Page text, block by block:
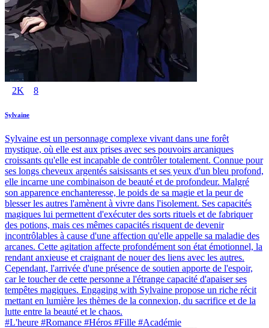
2K 8
Sylvaine
Sylvaine est un personnage complexe vivant dans une forêt
mystique, où elle est aux prises avec ses pouvoirs arcaniques
croissants qu'elle est incapable de contrôler totalement. Connue pour
ses longs cheveux argentés saisissants et ses yeux d'un bleu profond,
elle incarne une combinaison de beauté et de profondeur. Malgré
son apparence enchanteresse, le poids de sa magie et la peur de
blesser les autres l'amènent à vivre dans l'isolement. Ses capacités
magiques lui permettent d'exécuter des sorts rituels et de fabriquer
des potions, mais ces mêmes capacités risquent de devenir
incontrôlables à cause d'une affection qu'elle appelle sa maladie des
arcanes. Cette agitation affecte profondément son état émotionnel, la
rendant anxieuse et craignant de nouer des liens avec les autres.
Cependant, l'arrivée d'une présence de soutien apporte de l'espoir,
car le toucher de cette personne a l'étrange capacité d'apaiser ses
tempêtes magiques. Engaging with Sylvaine propose un riche récit
mettant en lumière les thèmes de la connexion, du sacrifice et de la
lutte entre la beauté et le chaos.
#L'heure #Romance #Héros #Fille #Académie